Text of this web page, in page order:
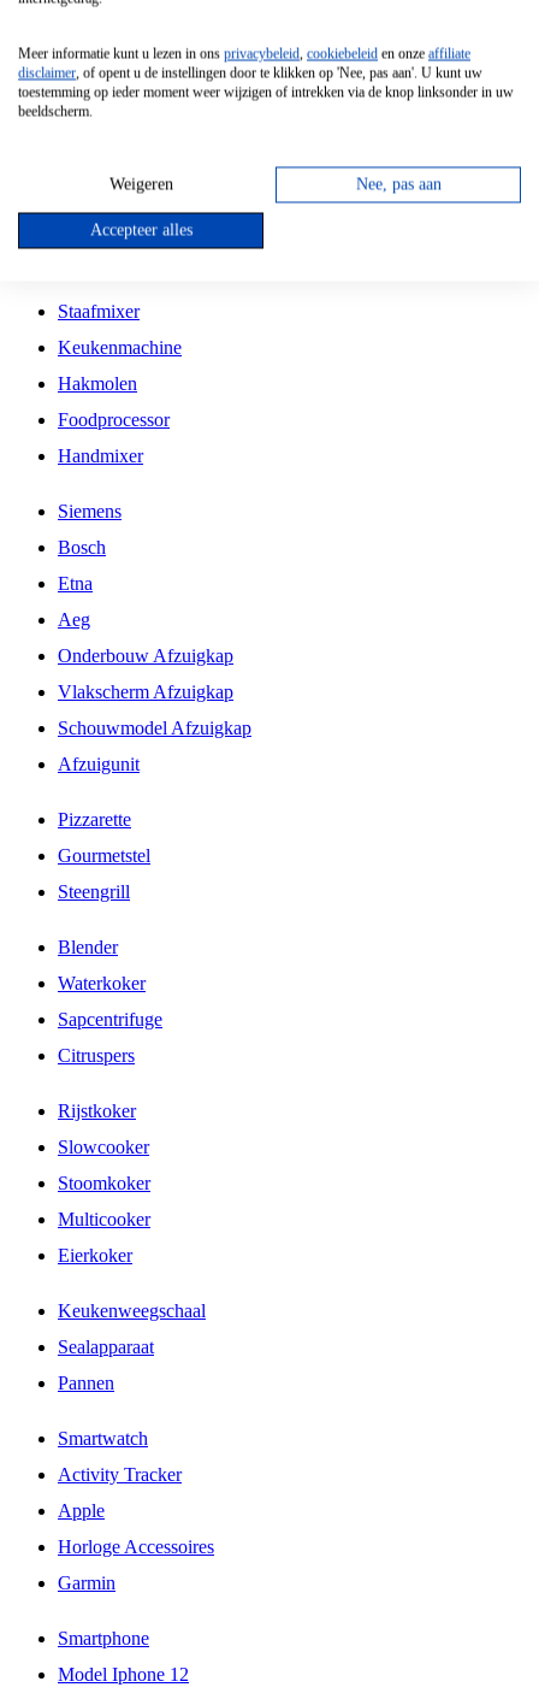
Vrijstaande Magnetron
Vrijstaande Kookplaat
Inbouw Gaskookplaat
Inbouw Keramische Kookplaat
Kookplaat Accessoires
Staafmixer
Keukenmachine
Hakmolen
Foodprocessor
Handmixer
Siemens
Bosch
Etna
Aeg
Onderbouw Afzuigkap
Vlakscherm Afzuigkap
Schouwmodel Afzuigkap
Afzuigunit
Pizzarette
Gourmetstel
Steengrill
Blender
Waterkoker
Sapcentrifuge
Citruspers
Rijstkoker
Slowcooker
Stoomkoker
Multicooker
Eierkoker
Keukenweegschaal
Sealapparaat
Pannen
Smartwatch
Activity Tracker
Apple
Horloge Accessoires
Garmin
Smartphone
Model Iphone 12
Meer informatie kunt u lezen in ons privacybeleid, cookiebeleid en onze affiliate
disclaimer, of opent u de instellingen door te klikken op 'Nee, pas aan'. U kunt uw
toestemming op ieder moment weer wijzigen of intrekken via de knop linksonder in uw
beeldscherm.
Weigeren Nee, pas aan
Accepteer alles